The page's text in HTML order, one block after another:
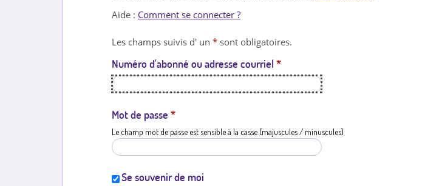
l
e
Aide : Comment se connecter ?
Les champs suivis d' un * sont obligatoires.
Numéro d'abonné ou adresse courriel *
Mot de passe *
Le champ mot de passe est sensible à la casse (majuscules / minuscules)
Se souvenir de moi